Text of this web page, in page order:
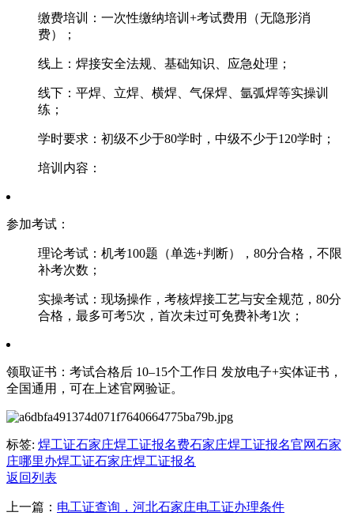
‌缴费培训‌：一次性缴纳培训+考试费用（无隐形消
费）；
线上：焊接安全法规、基础知识、应急处理；
线下：平焊、立焊、横焊、气保焊、氩弧焊等实操训
练；
学时要求：初级不少于80学时，中级不少于120学时；
培训内容：
‌参加考试‌：
‌理论考试‌：机考100题（单选+判断），‌80分合格‌，不限
补考次数；
‌实操考试‌：现场操作，考核焊接工艺与安全规范，‌80分
合格‌，最多可考5次，首次未过可免费补考1次；
‌领取证书‌：考试合格后 ‌10–15个工作日‌ 发放电子+实体证书，
全国通用，可在上述官网验证。
标签: 焊工证石家庄焊工证报名费石家庄焊工证报名官网石家
庄哪里办焊工证石家庄焊工证报名
返回列表
上一篇： 电工证查询，河北石家庄电工证办理条件